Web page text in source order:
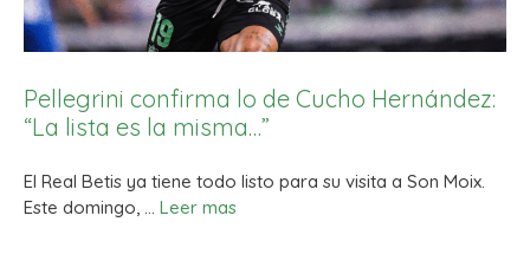
Pellegrini confirma lo de Cucho Hernández:
“La lista es la misma…”
El Real Betis ya tiene todo listo para su visita a Son Moix.
Este domingo, … Leer mas